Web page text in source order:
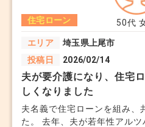
今回のご相談で一つ感じる
を事前にしっかり説明さ
いう点です。
50代
住宅ローン
エリア
埼玉県上尾市
投稿日
2026/02/14
夫が要介護になり、住宅
しくなりました
夫名義で住宅ローンを組み、
た。 去年、夫が若年性アル